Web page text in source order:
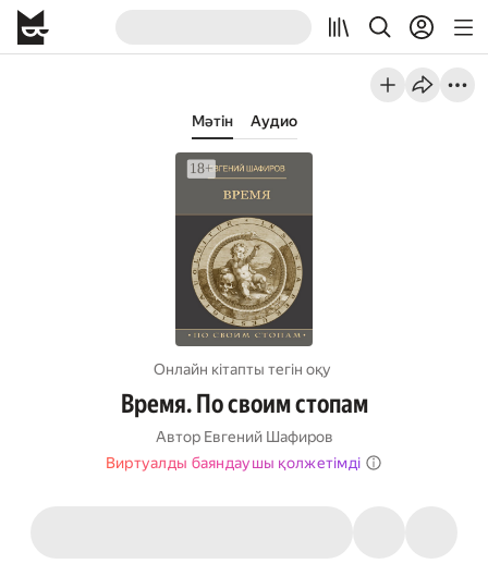
Мәтін Аудио
Онлайн кітапты тегін оқу
Время. По своим стопам
Автор Евгений Шафиров
Виртуалды баяндаушы қолжетімді